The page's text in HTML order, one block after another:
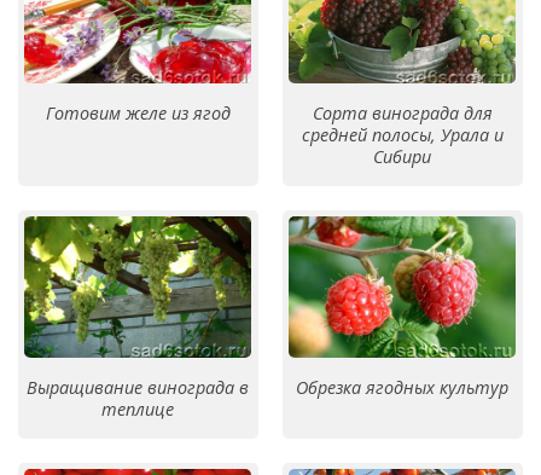
Готовим желе из ягод
Сорта винограда для
средней полосы, Урала и
Сибири
Выращивание винограда в
теплице
Обрезка ягодных культур